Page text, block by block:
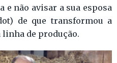
e não avisar a sua esposa
de que transformou a
linha de produção.